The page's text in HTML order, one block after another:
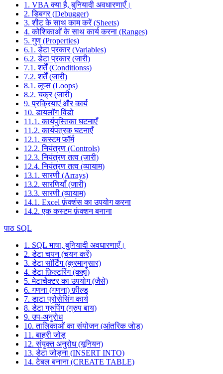
1. VBA क्या है, बुनियादी अवधारणाएँ।
2. डिबगर (Debugger)
3. शीट के साथ काम करें (Sheets)
4. कोशिकाओं के साथ कार्य करना (Ranges)
5. गुण (Properties)
6.1. डेटा प्रकार (Variables)
6.2. डेटा प्रकार (जारी)
7.1. शर्तें (Conditionss)
7.2. शर्तें (जारी)
8.1. लूप्स (Loops)
8.2. चक्र (जारी)
9. प्रक्रियाएं और कार्य
10. डायलॉग विंडो
11.1. कार्यपुस्तिका घटनाएँ
11.2. कार्यपत्रक घटनाएँ
12.1. कस्टम फॉर्म
12.2. नियंत्रण (Controls)
12.3. नियंत्रण तत्व (जारी)
12.4. नियंत्रण तत्व (व्यायाम)
13.1. सारणी (Arrays)
13.2. सारणियाँ (जारी)
13.3. सारणी (व्यायाम)
14.1. Excel फ़ंक्शंस का उपयोग करना
14.2. एक कस्टम फ़ंक्शन बनाना
पाठ SQL
1. SQL भाषा, बुनियादी अवधारणाएँ।
2. डेटा चयन (चयन करें)
3. डेटा सॉर्टिंग (क्रमानुसार)
4. डेटा फ़िल्टरिंग (कहां)
5. मेटाचैक्टर का उपयोग (जैसे)
6. गणना (गणना) फ़ील्ड
7. डाटा प्रोसेसिंग कार्य
8. डेटा ग्रुपिंग (ग्रुप बाय)
9. उप-अनुरोध
10. तालिकाओं का संयोजन (आंतरिक जोड़)
11. बाहरी जोड़
12. संयुक्त अनुरोध (यूनियन)
13. डेटा जोड़ना (INSERT INTO)
14. टेबल बनाना (CREATE TABLE)